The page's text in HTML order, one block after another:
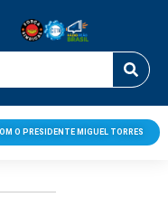
O PRESIDENTE MIGUEL TORRES